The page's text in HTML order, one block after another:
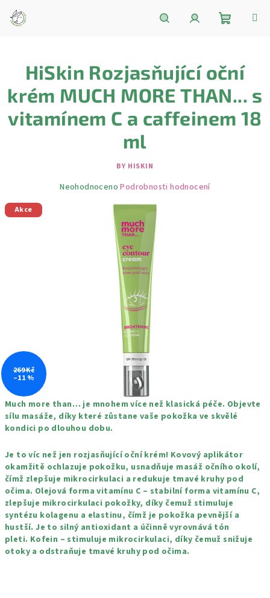
obsah
košík
Much more than… je mnohem více než klasická péče. Objevte
sílu masáže, díky které zůstane vaše pokožka ve skvělé
kondici po dlouhou dobu.
Je to víc než jen rozjasňující oční krém! Kovový aplikátor
okamžitě ochlazuje pokožku, usnadňuje masáž očního okolí,
čímž zlepšuje mikrocirkulaci a redukuje tmavé kruhy pod
očima. Olejová forma vitamínu C – stabilní forma vitamínu C,
zlepšuje mikrocirkulaci pokožky, díky čemuž stimuluje
syntézu kolagenu a elastinu, čímž je pokožka pevnější a
hustší.Je to silný antioxidant a účinně vyrovnává tón
pleti. Kofein – stimuluje mikrocirkulaci, díky čemuž snižuje
otoky a odstraňuje tmavé kruhy pod očima.
HiSkin Rozjasňující oční
krém MUCH MORE THAN... s
vitamínem C a caffeinem 18
ml
BY HISKIN
Průměrné
Neohodnoceno Podrobnosti hodnocení
Akce
269 Kč
–11 %